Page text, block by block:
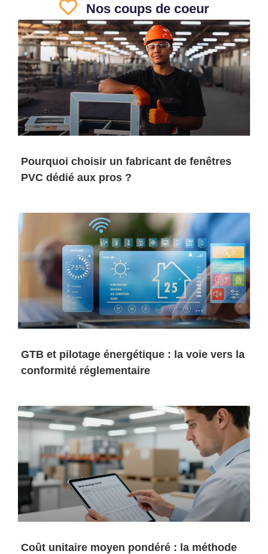
Nos coups de coeur
Pourquoi choisir un fabricant de fenêtres
PVC dédié aux pros ?
GTB et pilotage énergétique : la voie vers la
conformité réglementaire
Coût unitaire moyen pondéré : la méthode